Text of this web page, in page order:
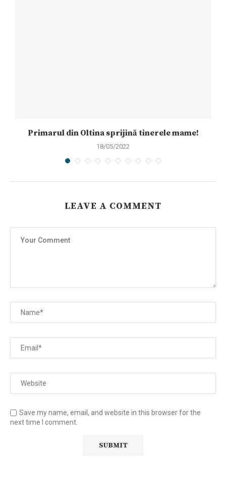
Primarul din Oltina sprijină tinerele mame!
18/05/2022
LEAVE A COMMENT
Save my name, email, and website in this browser for the
next time I comment.